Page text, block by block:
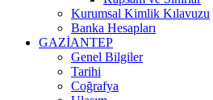
Kurumsal Kimlik Kılavuzu
Banka Hesapları
GAZİANTEP
Genel Bilgiler
Tarihi
Coğrafya